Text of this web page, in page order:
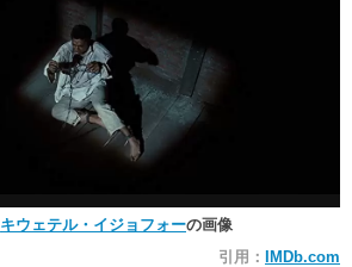
キウェテル・イジョフォーの画像
引用： IMDb.com